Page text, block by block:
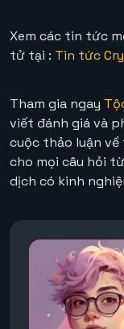
Xem các tin tức
tử tại : Tin tức
Tham gia ngay
viết đánh giá và
cuộc thảo luận
cho mọi câu hỏi
dịch có kinh